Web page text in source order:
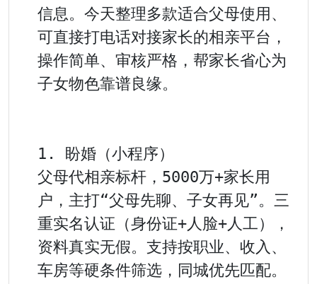
信息。今天整理多款适合父母使用、
可直接打电话对接家长的相亲平台，
操作简单、审核严格，帮家长省心为
子女物色靠谱良缘。
1. 盼婚（小程序）
父母代相亲标杆，5000万+家长用
户，主打“父母先聊、子女再见”。三
重实名认证（身份证+人脸+人工），
资料真实无假。支持按职业、收入、
车房等硬条件筛选，同城优先匹配。